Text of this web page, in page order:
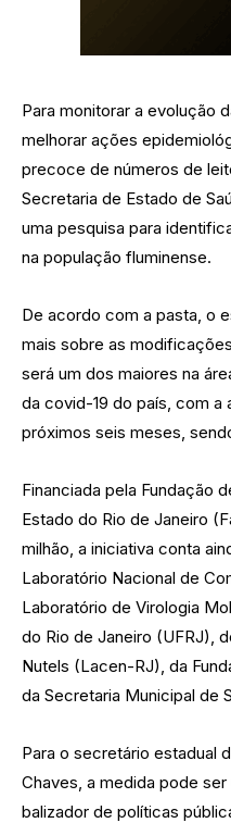
Para monitorar a evolução
melhorar ações
precoce de números de
Secretaria de Estado de
uma pesquisa para
na população fluminense.
De acordo com a pasta, o
mais sobre as
será um dos maiores na
da covid-19 do país, com a
próximos seis meses,
Financiada pela Fundação
Estado do Rio de Janeiro
milhão, a iniciativa conta
Laboratório Nacional de
Laboratório de Virologia
do Rio de Janeiro (UFRJ),
Nutels (Lacen-RJ), da
da Secretaria Municipal de
Para o secretário estadual
Chaves, a medida pode
balizador de políticas